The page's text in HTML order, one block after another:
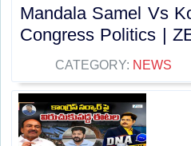
Mandala Samel Vs
Congress Politics |
CATEGORY: NEWS